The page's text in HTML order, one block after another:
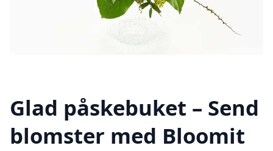
Glad påskebuket – Send
blomster med Bloomit